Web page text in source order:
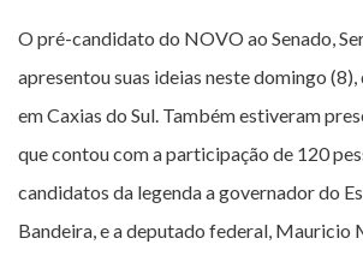
O pré-candidato do NOVO ao Senado,
apresentou suas ideias neste domingo
em Caxias do Sul. Também estiveram
que contou com a participação de 120
candidatos da legenda a governador do
Bandeira, e a deputado federal, Mauricio